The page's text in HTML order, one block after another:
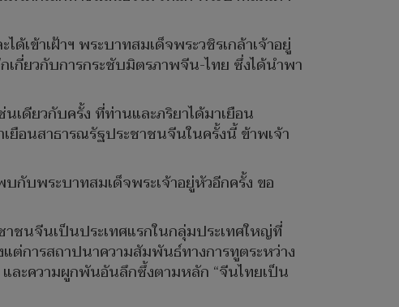
เข้าเฝ้าฯ พระบาทสมเด็จพระวชิรเกล้าเจ้าอยู่
เกี่ยวกับการกระชับมิตรภาพจีน-ไทย ซึ่งได้นำพา
เดียวกับครั้ง ที่ท่านและภริยาได้มาเยือน
ยือนสาธารณรัฐประชาชนจีนในครั้งนี้ ข้าพเจ้า
กับพระบาทสมเด็จพระเจ้าอยู่หัวอีกครั้ง ขอ
าชนจีนเป็นประเทศแรกในกลุ่มประเทศใหญ่ที่
ต่การสถาปนาความสัมพันธ์ทางการทูตระหว่าง
ละความผูกพันอันลึกซึ้งตามหลัก “จีนไทยเป็น